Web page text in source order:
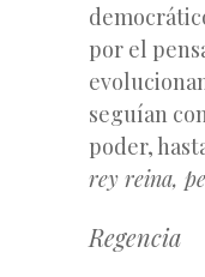
por el
seguían
poder,
rey reina,
Regencia